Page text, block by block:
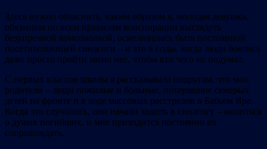
Здесь нужно объяснить, каким образом я, молодая девушка,
обязанная по всем правилам конспирации выглядеть
безупречной комсомолкой, осмеливалась быть постоянной
посетительницей синагоги – и это в годы, когда люди боялись
даже просто пройти мимо нее, чтобы кто чего не подумал.
С первых классов школы я рассказывала подругам, что мои
родители – люди пожилые и больные, потерявшие семерых
детей на фронте и в ходе массовых расстрелов в Бабьем Яре.
Когда это случилось, они начали ходить в синагогу – молиться
о душах погибших, и мне приходится постоянно их
сопровождать.